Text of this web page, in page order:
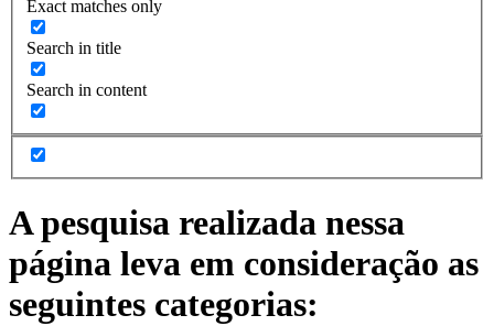
Exact matches only
Search in title
Search in content
A pesquisa realizada nessa
página leva em consideração as
seguintes categorias: